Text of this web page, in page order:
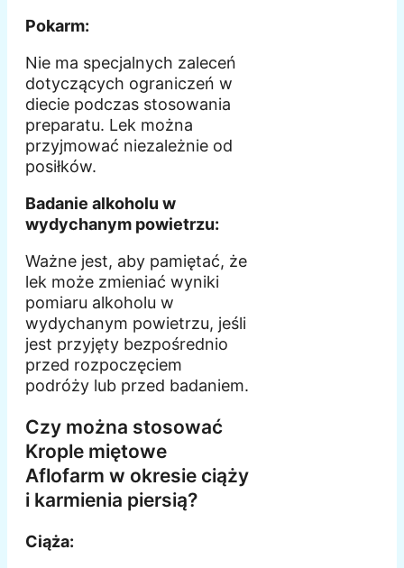
Pokarm:
Nie ma specjalnych zaleceń
dotyczących ograniczeń w
diecie podczas stosowania
preparatu. Lek można
przyjmować niezależnie od
posiłków.
Badanie alkoholu w
wydychanym powietrzu:
Ważne jest, aby pamiętać, że
lek może zmieniać wyniki
pomiaru alkoholu w
wydychanym powietrzu, jeśli
jest przyjęty bezpośrednio
przed rozpoczęciem
podróży lub przed badaniem.
Czy można stosować
Krople miętowe
Aflofarm w okresie ciąży
i karmienia piersią?
Ciąża: